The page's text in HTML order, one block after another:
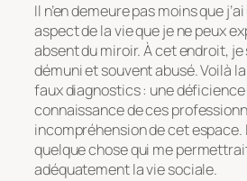
Il n’en demeure pas moins que
aspect de la vie que je ne peux
absent du miroir. À cet endroit, je
démuni et souvent abusé. Voilà
faux diagnostics : une déficience
connaissance de ces
incompréhension de cet espace.
quelque chose qui me
adéquatement la vie sociale.